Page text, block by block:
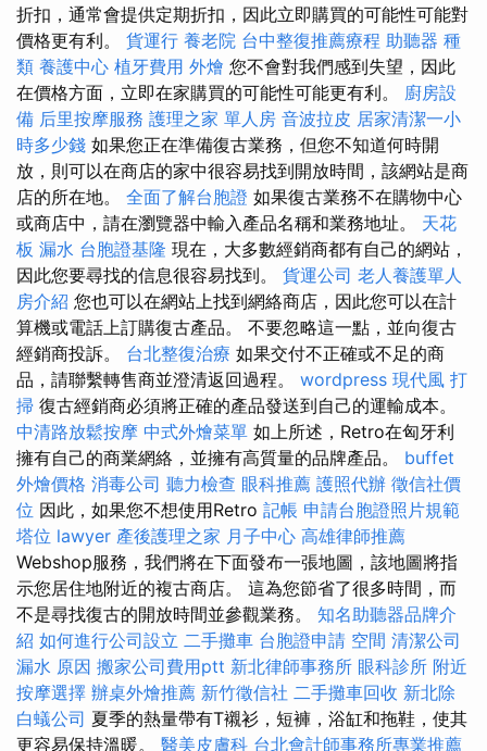
折扣，通常會提供定期折扣，因此立即購買的可能性可能對
價格更有利。 貨運行 養老院 台中整復推薦療程 助聽器 種
類 養護中心 植牙費用 外燴 您不會對我們感到失望，因此
在價格方面，立即在家購買的可能性可能更有利。 廚房設
備 后里按摩服務 護理之家 單人房 音波拉皮 居家清潔一小
時多少錢 如果您正在準備復古業務，但您不知道何時開
放，則可以在商店的家中很容易找到開放時間，該網站是商
店的所在地。 全面了解台胞證 如果復古業務不在購物中心
或商店中，請在瀏覽器中輸入產品名稱和業務地址。 天花
板 漏水 台胞證基隆 現在，大多數經銷商都有自己的網站，
因此您要尋找的信息很容易找到。 貨運公司 老人養護單人
房介紹 您也可以在網站上找到網絡商店，因此您可以在計
算機或電話上訂購復古產品。 不要忽略這一點，並向復古
經銷商投訴。 台北整復治療 如果交付不正確或不足的商
品，請聯繫轉售商並澄清返回過程。 wordpress 現代風 打
掃 復古經銷商必須將正確的產品發送到自己的運輸成本。
中清路放鬆按摩 中式外燴菜單 如上所述，Retro在匈牙利
擁有自己的商業網絡，並擁有高質量的品牌產品。 buffet
外燴價格 消毒公司 聽力檢查 眼科推薦 護照代辦 徵信社價
位 因此，如果您不想使用Retro 記帳 申請台胞證照片規範
塔位 lawyer 產後護理之家 月子中心 高雄律師推薦
Webshop服務，我們將在下面發布一張地圖，該地圖將指
示您居住地附近的複古商店。 這為您節省了很多時間，而
不是尋找復古的開放時間並參觀業務。 知名助聽器品牌介
紹 如何進行公司設立 二手攤車 台胞證申請 空間 清潔公司
漏水 原因 搬家公司費用ptt 新北律師事務所 眼科診所 附近
按摩選擇 辦桌外燴推薦 新竹徵信社 二手攤車回收 新北除
白蟻公司 夏季的熱量帶有T襯衫，短褲，浴缸和拖鞋，使其
更容易保持溫暖。 醫美皮膚科 台北會計師事務所專業推薦